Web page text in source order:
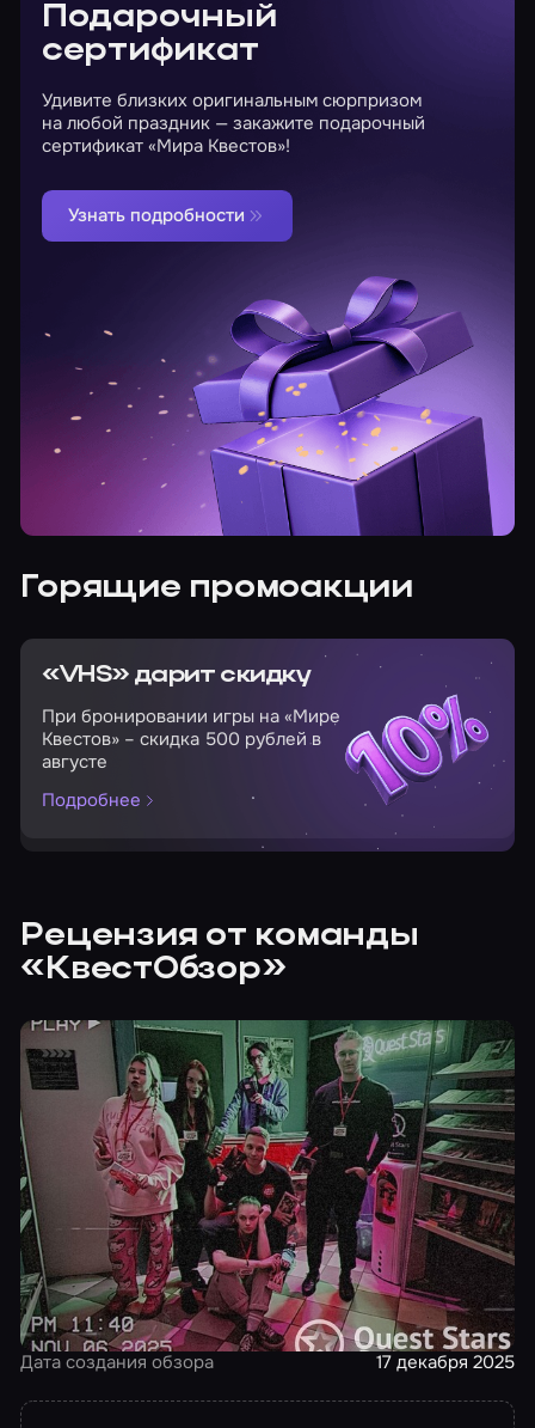
Подарочный
сертификат
Удивите близких оригинальным сюрпризом
на любой праздник — закажите подарочный
сертификат «Мира Квестов»!
Узнать подробности
Горящие промоакции
«VHS» дарит скидку
При бронировании игры на «Мире
Квестов» – скидка 500 рублей в
августе
Подробнее
Рецензия от команды
«КвестОбзор»
Дата создания обзора 17 декабря 2025